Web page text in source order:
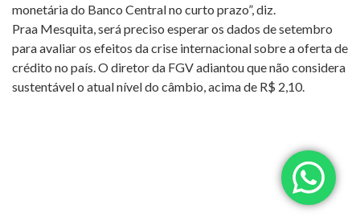
monetária do Banco Central no curto prazo”, diz.
Praa Mesquita, será preciso esperar os dados de setembro
para avaliar os efeitos da crise internacional sobre a oferta de
crédito no país. O diretor da FGV adiantou que não considera
sustentável o atual nível do câmbio, acima de R$ 2,10.